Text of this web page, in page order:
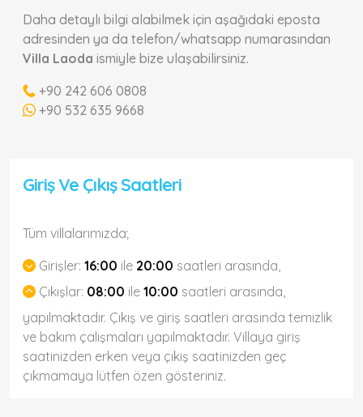
Daha detaylı bilgi alabilmek için aşağıdaki eposta
adresinden ya da telefon/whatsapp numarasından
Villa Laoda ismiyle bize ulaşabilirsiniz.
+90 242 606 0808
+90 532 635 9668
Giriş Ve Çıkış Saatleri
Tüm villalarımızda;
Girişler: 16:00 ile 20:00 saatleri arasında,
Çıkışlar: 08:00 ile 10:00 saatleri arasında,
yapılmaktadır. Çıkış ve giriş saatleri arasında temizlik
ve bakım çalışmaları yapılmaktadır. Villaya giriş
saatinizden erken veya çıkış saatinizden geç
çıkmamaya lütfen özen gösteriniz.